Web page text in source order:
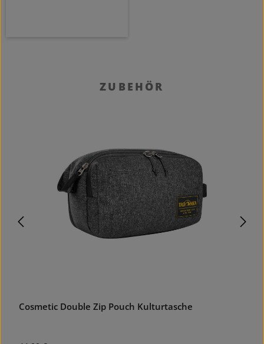
Produktgalerie überspringenZUBEHÖR
Cosmetic Double Zip Pouch Kulturtasche